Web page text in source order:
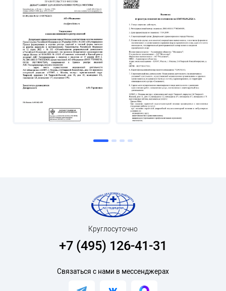
Круглосуточно
+7 (495) 126-41-31
Связаться с нами в мессенджерах